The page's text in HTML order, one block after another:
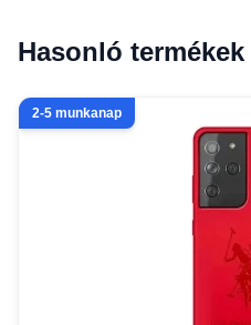
Hasonló termékek
2-5 munkanap